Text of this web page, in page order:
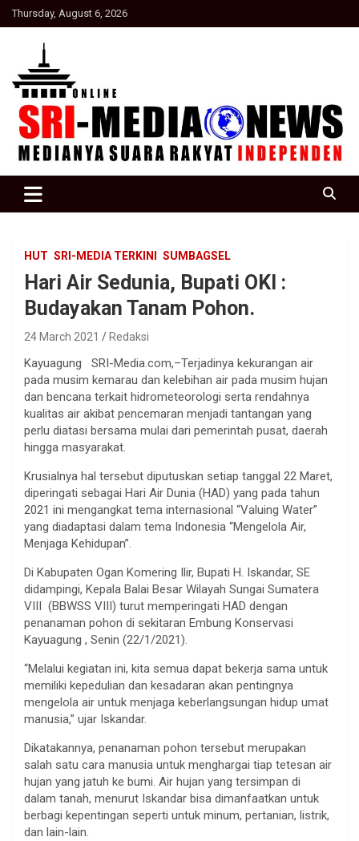
Skip
to
Thursday, August 6, 2026
SRI Media news
HUT SRI-MEDIA TERKINI SUMBAGSEL
Hari Air Sedunia, Bupati OKI :
Budayakan Tanam Pohon.
24 March 2021 Redaksi
Kayuagung SRI-Media.com,–Terjadinya kekurangan air
pada musim kemarau dan kelebihan air pada musim hujan
dan bencana terkait hidrometeorologi serta rendahnya
kualitas air akibat pencemaran menjadi tantangan yang
perlu diatasi bersama mulai dari pemerintah pusat, daerah
hingga masyarakat.
Krusialnya hal tersebut diputuskan setiap tanggal 22 Maret,
diperingati sebagai Hari Air Dunia (HAD) yang pada tahun
2021 ini mengangkat tema internasional “Valuing Water”
yang diadaptasi dalam tema Indonesia “Mengelola Air,
Menjaga Kehidupan”.
Di Kabupaten Ogan Komering Ilir, Bupati H. Iskandar, SE
didampingi, Kepala Balai Besar Wilayah Sungai Sumatera
VIII (BBWSS VIII) turut memperingati HAD dengan
penanaman pohon di sekitaran Embung Konservasi
Kayuagung , Senin (22/1/2021).
“Melalui kegiatan ini, kita semua dapat bekerja sama untuk
memiliki kepedulian dan kesadaran akan pentingnya
mengelola air untuk menjaga keberlangsungan hidup umat
manusia,” ujar Iskandar.
Dikatakannya, penanaman pohon tersebut merupakan
salah satu cara manusia untuk menghargai tiap tetesan air
hujan yang jatuh ke bumi. Air hujan yang tersimpan di
dalam tanah, menurut Iskandar bisa dimanfaatkan untuk
berbagi kepentingan seperti untuk minum, pertanian, listrik,
dan lain-lain.